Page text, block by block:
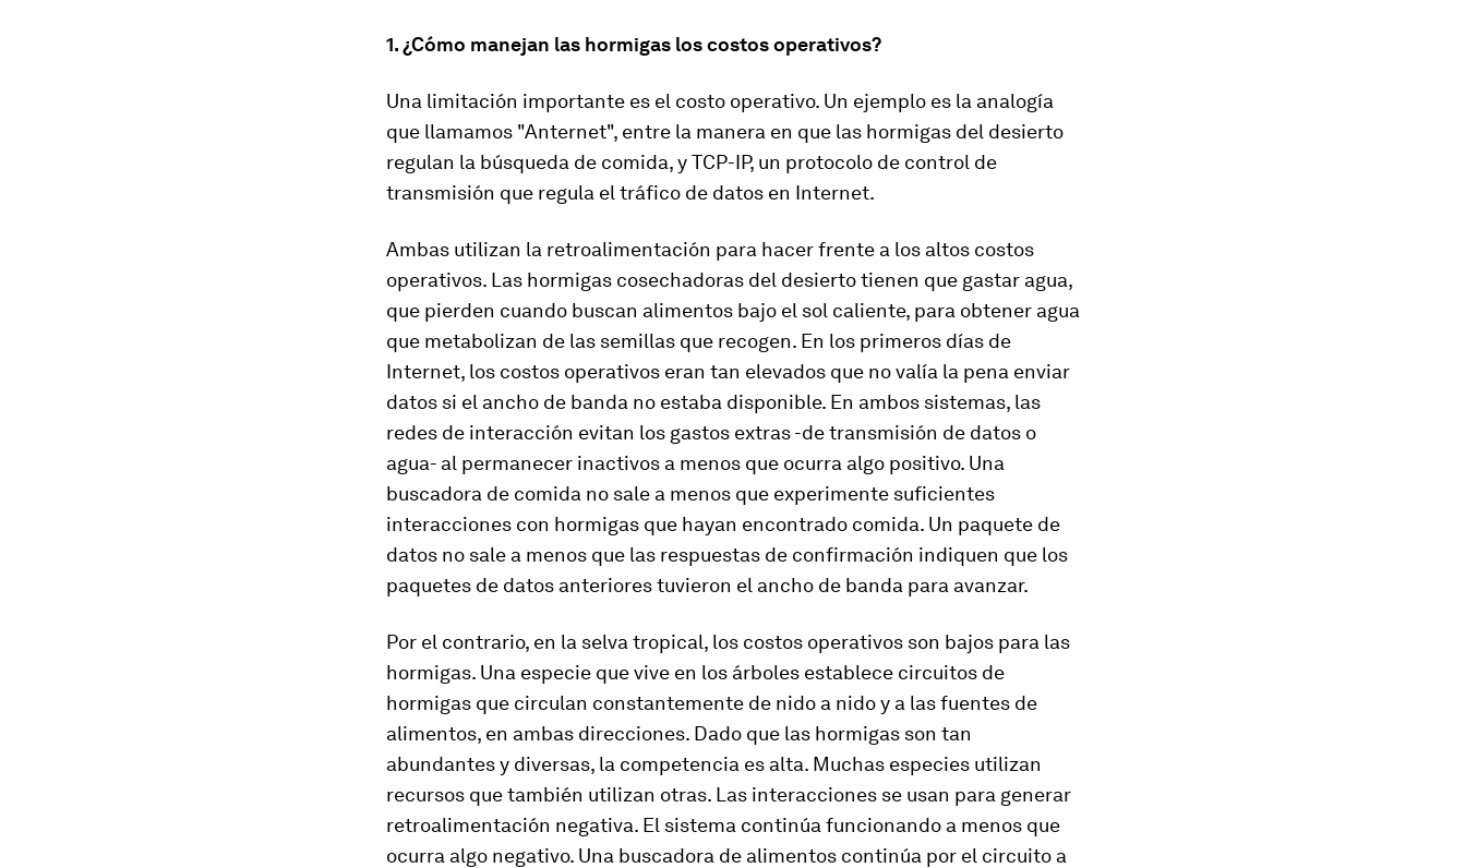
1. ¿Cómo manejan las hormigas los costos operativos?
Una limitación importante es el costo operativo. Un ejemplo es la analogía
que llamamos "Anternet", entre la manera en que las hormigas del desierto
regulan la búsqueda de comida, y TCP-IP, un protocolo de control de
transmisión que regula el tráfico de datos en Internet.
Ambas utilizan la retroalimentación para hacer frente a los altos costos
operativos. Las hormigas cosechadoras del desierto tienen que gastar agua,
que pierden cuando buscan alimentos bajo el sol caliente, para obtener agua
que metabolizan de las semillas que recogen. En los primeros días de
Internet, los costos operativos eran tan elevados que no valía la pena enviar
datos si el ancho de banda no estaba disponible. En ambos sistemas, las
redes de interacción evitan los gastos extras -de transmisión de datos o
agua- al permanecer inactivos a menos que ocurra algo positivo. Una
buscadora de comida no sale a menos que experimente suficientes
interacciones con hormigas que hayan encontrado comida. Un paquete de
datos no sale a menos que las respuestas de confirmación indiquen que los
paquetes de datos anteriores tuvieron el ancho de banda para avanzar.
Por el contrario, en la selva tropical, los costos operativos son bajos para las
hormigas. Una especie que vive en los árboles establece circuitos de
hormigas que circulan constantemente de nido a nido y a las fuentes de
alimentos, en ambas direcciones. Dado que las hormigas son tan
abundantes y diversas, la competencia es alta. Muchas especies utilizan
recursos que también utilizan otras. Las interacciones se usan para generar
retroalimentación negativa. El sistema continúa funcionando a menos que
ocurra algo negativo. Una buscadora de alimentos continúa por el circuito a